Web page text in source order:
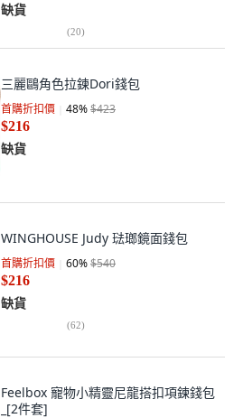
缺貨
(20)
三麗鷗角色拉鍊Dori錢包
首購折扣價 48%$423
$216
缺貨
WINGHOUSE Judy 琺瑯鏡面錢包
首購折扣價 60%$540
$216
缺貨
(62)
Feelbox 寵物小精靈尼龍搭扣項鍊錢包
_[2件套]